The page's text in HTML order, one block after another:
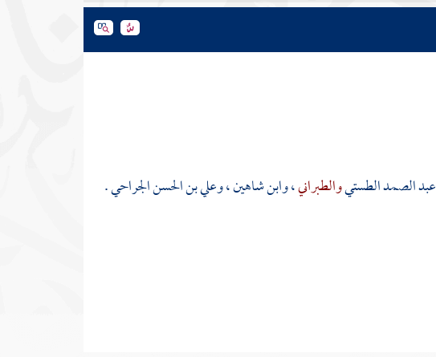
عبد الصمد الطستيوالطبراني،وابن شاهين،وعلي بن الحسن الجراحي.